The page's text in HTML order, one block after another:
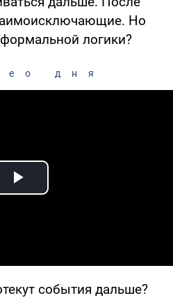
Но
логики?
дня
Play Video
события дальше?